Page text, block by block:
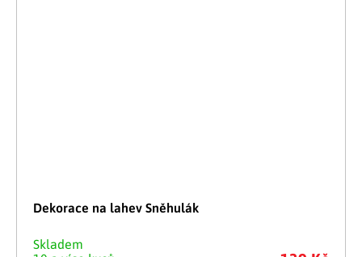
Dekorace na lahev Sněhulák
Skladem